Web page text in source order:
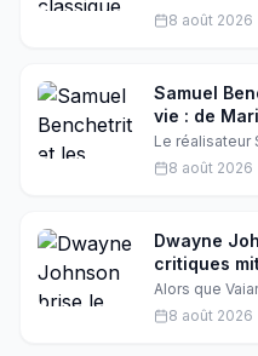
film sur le
Satyajit Ray,
8 août 2026
Samuel
vie : de
Paradis,
marquantes
Le réalisateur
histoires
transmission.
8 août 2026
Dwayne
critiques
aimes, tant
Alors que
Johnson
interview
8 août 2026